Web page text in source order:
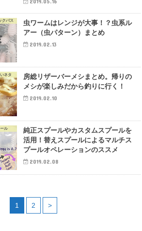
クバス
虫ワームはレンジが大事！？虫系ル
アー（虫パターン）まとめ
2019.02.13
ネタ
房総リザーバーメシまとめ。帰りの
メシが楽しみだから釣りに行く！
2019.02.10
ール
純正スプールやカスタムスプールを
活用！替えスプールによるマルチス
プールオペレーションのススメ
2019.02.08
1 2 >